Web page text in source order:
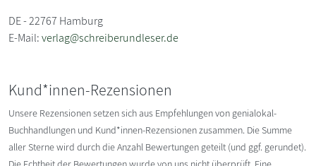
DE - 22767 Hamburg
E-Mail:verlag@schreiberundleser.de
Kund*innen-Rezensionen
Unsere Rezensionen setzen sich aus Empfehlungen von genialokal-
Buchhandlungen und Kund*innen-Rezensionen zusammen. Die Summe
aller Sterne wird durch die Anzahl Bewertungen geteilt (und ggf. gerundet).